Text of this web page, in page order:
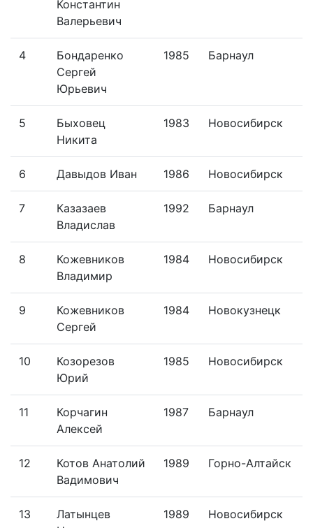
Константин
Валерьевич
4
Бондаренко
Сергей
Юрьевич
1985 Барнаул
5
Быховец
Никита
1983 Новосибирск
6 Давыдов Иван 1986 Новосибирск
7
Казазаев
Владислав
1992 Барнаул
8
Кожевников
Владимир
1984 Новосибирск
9
Кожевников
Сергей
1984 Новокузнецк
10
Козорезов
Юрий
1985 Новосибирск
11
Корчагин
Алексей
1987 Барнаул
12
Котов Анатолий
Вадимович
1989 Горно-Алтайск
13
Латынцев
1989 Новосибирск